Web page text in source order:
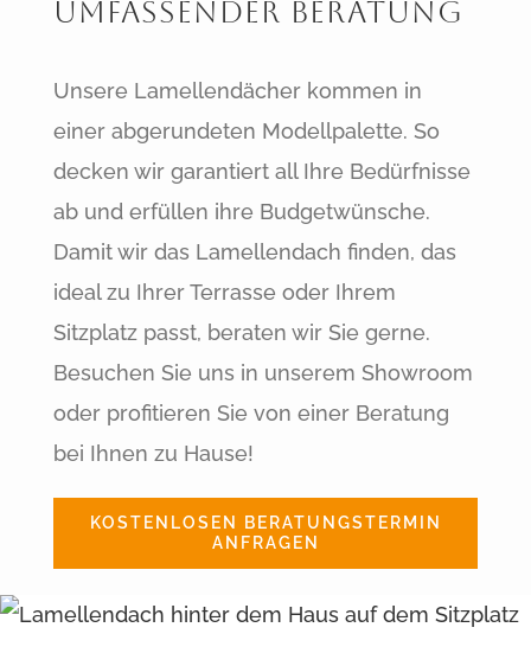
umfassender Beratung
Unsere Lamellendächer kommen in
einer abgerundeten Modellpalette. So
decken wir garantiert all Ihre Bedürfnisse
ab und erfüllen ihre Budgetwünsche.
Damit wir das Lamellendach finden, das
ideal zu Ihrer Terrasse oder Ihrem
Sitzplatz passt, beraten wir Sie gerne.
Besuchen Sie uns in unserem Showroom
oder profitieren Sie von einer Beratung
bei Ihnen zu Hause!
KOSTENLOSEN BERATUNGSTERMIN
ANFRAGEN